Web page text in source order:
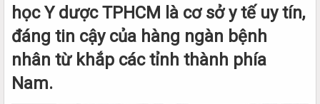
học Y dược TPHCM là cơ sở y tế uy tín,
đáng tin cậy của hàng ngàn bệnh
nhân từ khắp các tỉnh thành phía
Nam.​